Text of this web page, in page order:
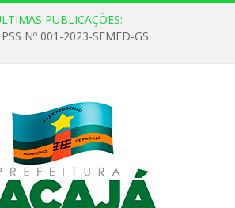
PUBLICAÇÕES:
Nº 001-2023-SEMED-GS